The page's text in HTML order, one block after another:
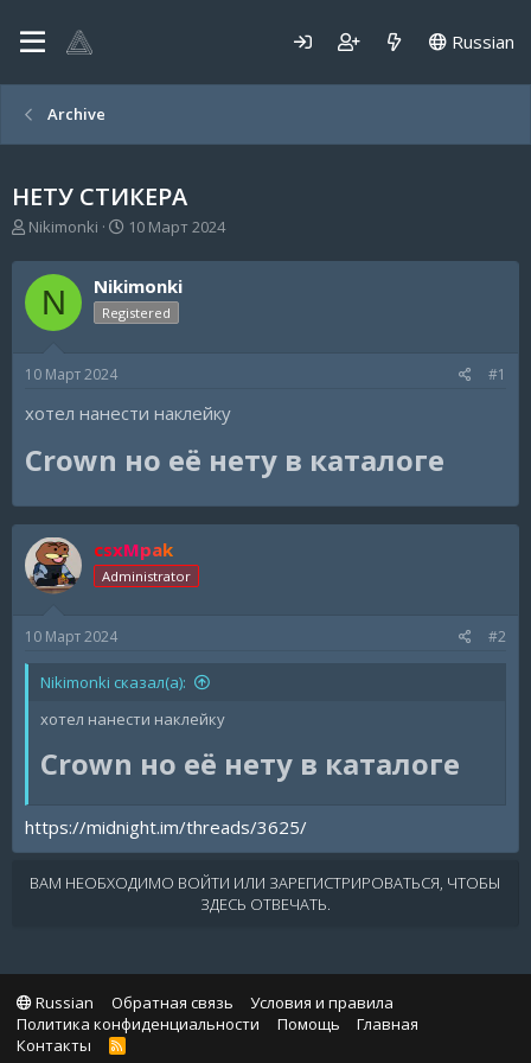
Russian
Archive
НЕТУ СТИКЕРА
А
т
о
р
т
м
Nikimonki
Д
т
а
н
а
10 Март 2024
N Nikimonki
Registered
10 Март 2024 #1
хотел нанести наклейку
Crown но её нету в каталоге​
csxMpak
Administrator
10 Март 2024 #2
Nikimonki сказал(а):
хотел нанести наклейку
Crown но её нету в каталоге​
https://midnight.im/threads/3625/
ВАМ НЕОБХОДИМО ВОЙТИ ИЛИ ЗАРЕГИСТРИРОВАТЬСЯ, ЧТОБЫ
ЗДЕСЬ ОТВЕЧАТЬ.
Russian Обратная связь
Условия и правила
Политика конфиденциальности
Помощь
Главная
Контакты
R